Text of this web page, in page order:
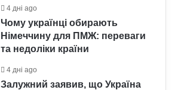
4 дні ago
Чому українці обирають
Німеччину для ПМЖ: переваги
та недоліки країни
4 дні ago
Залужний заявив, що Україна